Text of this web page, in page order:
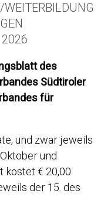
des
Südtiroler
für
und zwar jeweils
und
kostet € 20,00.
der 15. des